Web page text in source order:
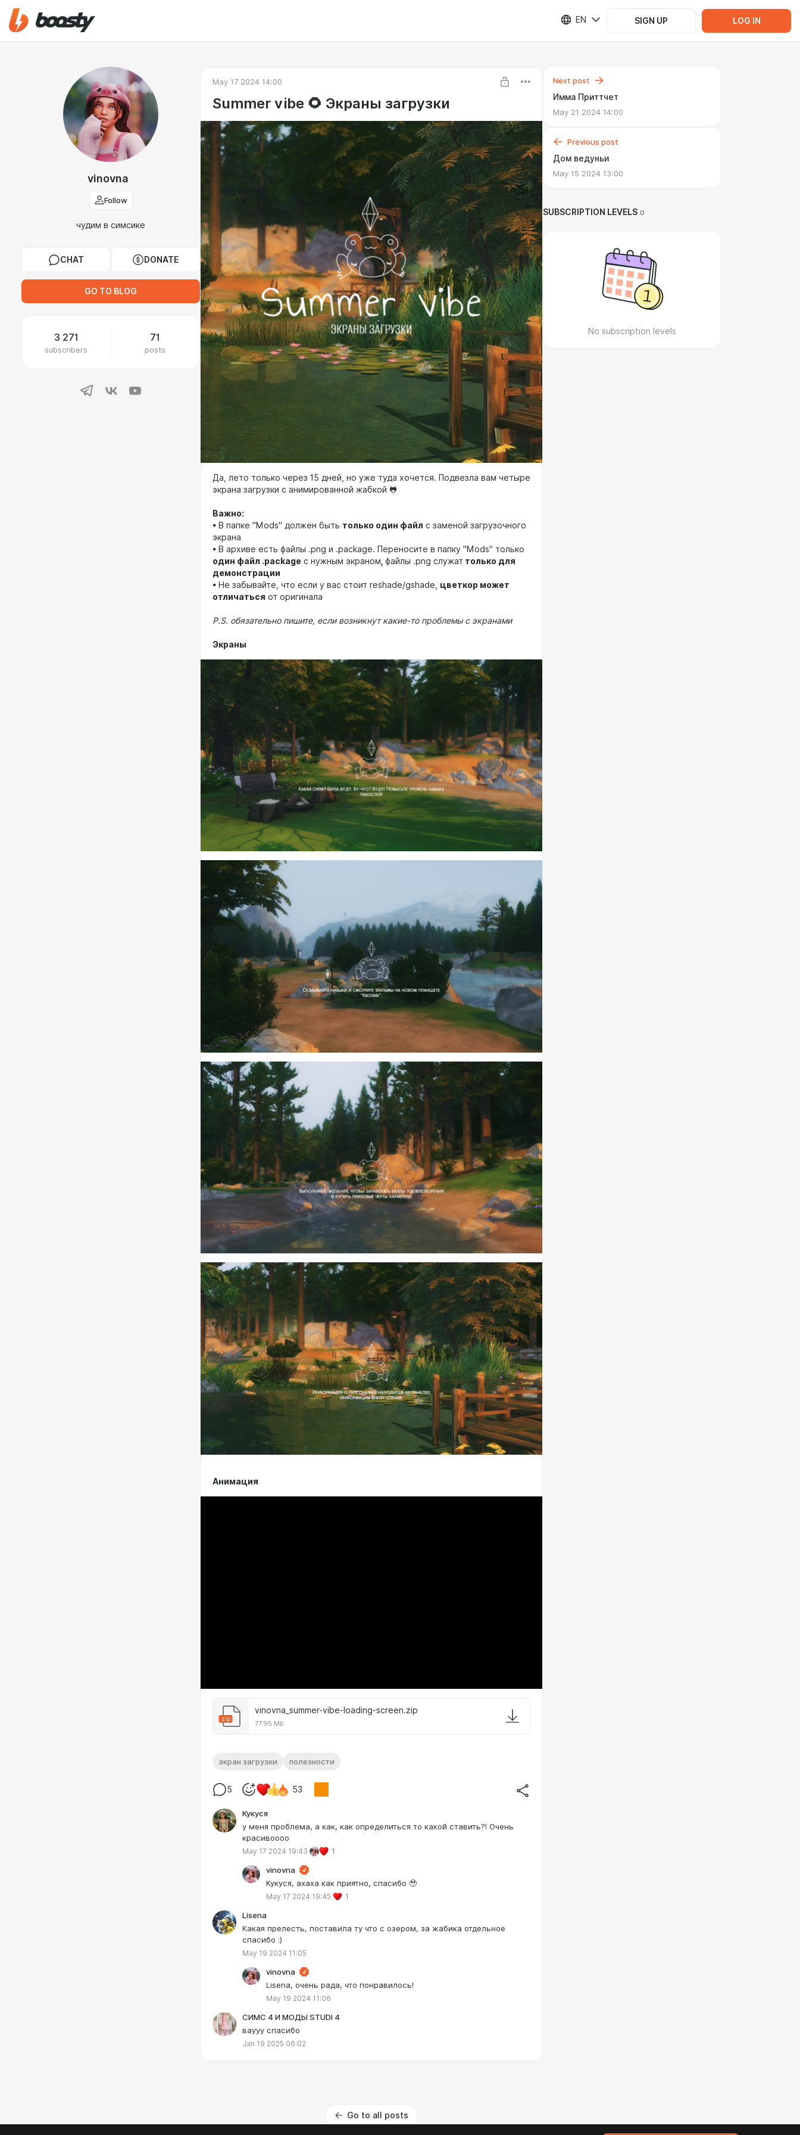
EN SIGN UP LOG IN
vinovna
Follow
чудим в симсике
CHAT DONATE
GO TO BLOG
3 271
subscribers
71
posts
May 17 2024 14:00
Summer vibe 🌻 Экраны загрузки
Да, лето только через 15 дней, но уже туда хочется. Подвезла вам четыре
экрана загрузки с анимированной жабкой 🐸
Важно:
• В папке "Mods" должен быть только один файл с заменой загрузочного
экрана
• В архиве есть файлы .png и .package. Переносите в папку "Mods" только
один файл .package с нужным экраном файлы .png служат только для
демонстрации
• Не забывайте, что если у вас стоит reshade/gshade, цветкор может
отличаться от оригинала
P.S. обязательно пишите, если возникнут какие-то проблемы с экранами
Экраны
Анимация
zip
vinovna_summer-vibe-loading-screen.zip
77.95 Mb
экран загрузки полезности
5 53
Кукуся
у меня проблема, а как, как определиться то какой ставить?! Очень
красивоооо
May 17 2024 19:43 1
vinovna
Кукуся, ахаха как приятно, спасибо 🥹
May 17 2024 19:45 1
Lisena
Какая прелесть, поставила ту что с озером, за жабика отдельное
спасибо :)
May 19 2024 11:05
vinovna
Lisena, очень рада, что понравилось!
May 19 2024 11:06
СИМС 4 И МОДЫ STUDI 4
ваууу спасибо
Jan 19 2025 06:02
Go to all posts
Next post
Имма Приттчет
May 21 2024 14:00
Previous post
Дом ведуньи
May 15 2024 13:00
SUBSCRIPTION LEVELS 0
No subscription levels